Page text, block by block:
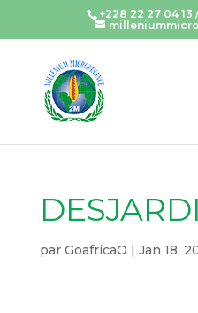
+228 22 27 04 13
par GoafricaO | Jan 18,